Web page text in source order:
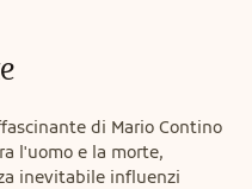
di Mario Contino
l'uomo e la morte,
inevitabile influenzi